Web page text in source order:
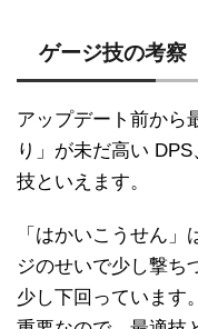
ゲージ技の考察
アップデート前から
り」が未だ高い
技といえます。
「はかいこうせん
ジのせいで少し撃ち
少し下回っています